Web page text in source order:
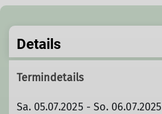
Details
Termindetails
Sa. 05.07.2025 - So. 06.07.2025